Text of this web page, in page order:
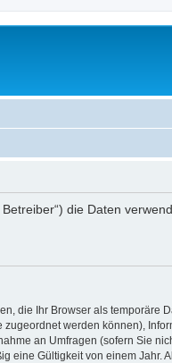
die Daten
die Ihr Browser als temporäre
werden können),
an Umfragen (sofern Sie
eine Gültigkeit von einem Jahr.